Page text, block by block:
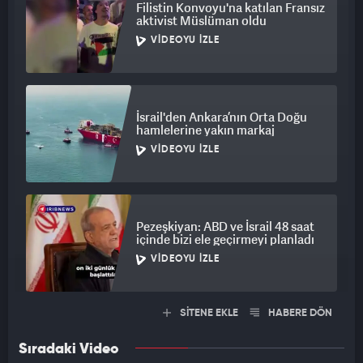
Filistin Konvoyu'na katılan Fransız
aktivist Müslüman oldu
VIDEOYU İZLE
İsrail'den Ankara’nın Orta Doğu
hamlelerine yakın markaj
VIDEOYU İZLE
Pezeşkiyan: ABD ve İsrail 48 saat
içinde bizi ele geçirmeyi planladı
VIDEOYU İZLE
SİTENE EKLE HABERE DÖN
Sıradaki Video